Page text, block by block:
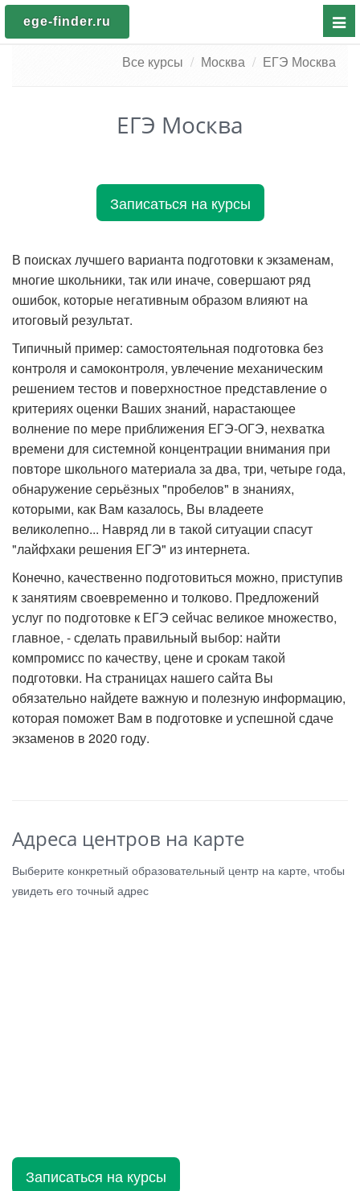
ege-finder.ru
Все курсы Москва ЕГЭ Москва
ЕГЭ Москва
Записаться на курсы
В поисках лучшего варианта подготовки к экзаменам,
многие школьники, так или иначе, совершают ряд
ошибок, которые негативным образом влияют на
итоговый результат.
Типичный пример: самостоятельная подготовка без
контроля и самоконтроля, увлечение механическим
решением тестов и поверхностное представление о
критериях оценки Ваших знаний, нарастающее
волнение по мере приближения ЕГЭ-ОГЭ, нехватка
времени для системной концентрации внимания при
повторе школьного материала за два, три, четыре года,
обнаружение серьёзных "пробелов" в знаниях,
которыми, как Вам казалось, Вы владеете
великолепно... Навряд ли в такой ситуации спасут
"лайфхаки решения ЕГЭ" из интернета.
Конечно, качественно подготовиться можно, приступив
к занятиям своевременно и толково. Предложений
услуг по подготовке к ЕГЭ сейчас великое множество,
главное, - сделать правильный выбор: найти
компромисс по качеству, цене и срокам такой
подготовки. На страницах нашего сайта Вы
обязательно найдете важную и полезную информацию,
которая поможет Вам в подготовке и успешной сдаче
экзаменов в 2020 году.
Адреса центров на карте
Выберите конкретный образовательный центр на карте, чтобы
увидеть его точный адрес
Записаться на курсы